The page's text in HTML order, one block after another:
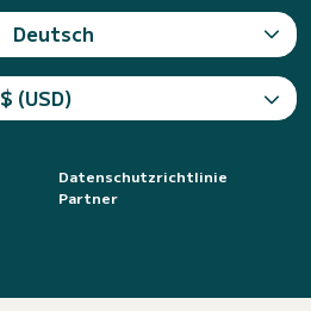
Deutsch
$ (USD)
Datenschutzrichtlinie
Partner